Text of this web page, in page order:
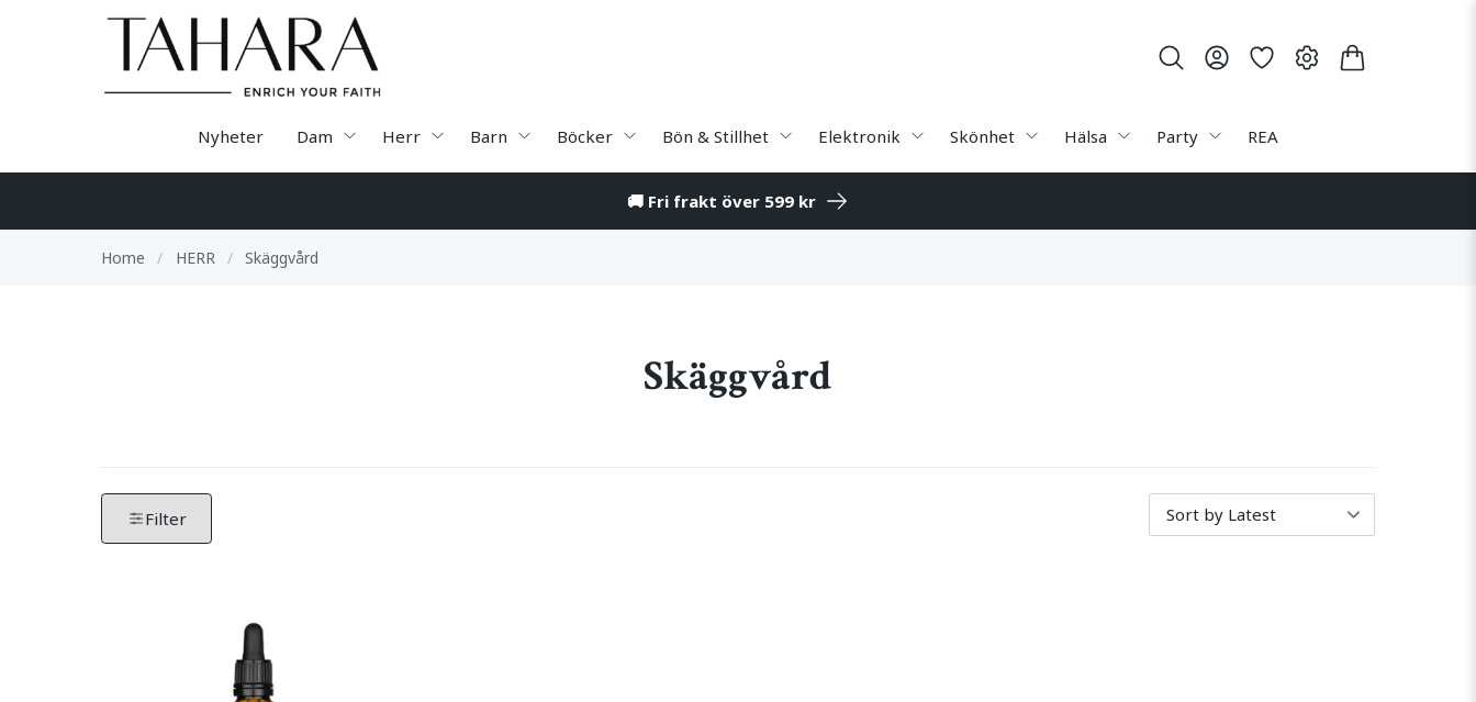
Nyheter Dam Herr Barn Böcker Bön & Stillhet Elektronik Skönhet Hälsa Party REA
🚚 Fri frakt över 599 kr
Home / HERR / Skäggvård
Skäggvård
Filter
Filter by produkter. Klicka för att öppna filteralternativ.
Tar bort alla aktiva filter och visar alla produkter.